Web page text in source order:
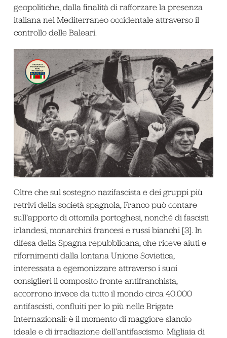
geopolitiche, dalla finalità di rafforzare la presenza
italiana nel Mediterraneo occidentale attraverso il
controllo delle Baleari.
Oltre che sul sostegno nazifascista e dei gruppi più
retrivi della società spagnola, Franco può contare
sull’apporto di ottomila portoghesi, nonché di fascisti
irlandesi, monarchici francesi e russi bianchi [3]. In
difesa della Spagna repubblicana, che riceve aiuti e
rifornimenti dalla lontana Unione Sovietica,
interessata a egemonizzare attraverso i suoi
consiglieri il composito fronte antifranchista,
accorrono invece da tutto il mondo circa 40.000
antifascisti, confluiti per lo più nelle Brigate
Internazionali: è il momento di maggiore slancio
ideale e di irradiazione dell’antifascismo. Migliaia di